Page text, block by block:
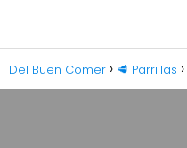
Del Buen Comer 🥩 Parrillas